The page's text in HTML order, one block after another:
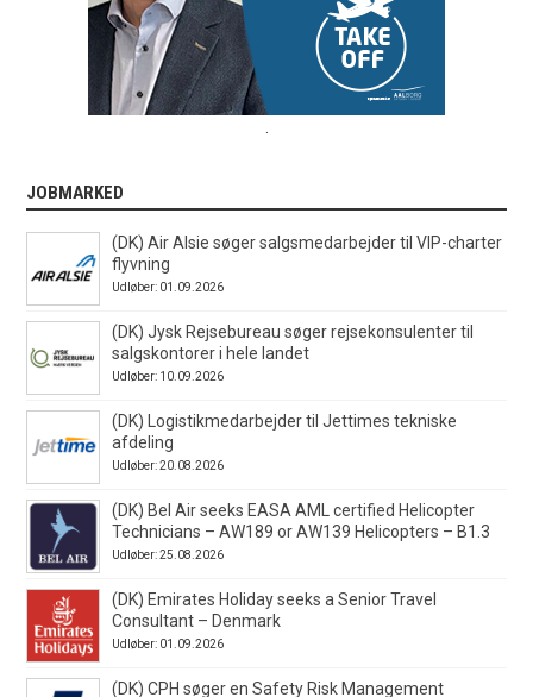
JOBMARKED
(DK) Air Alsie søger salgsmedarbejder til VIP-charter
flyvning
Udløber: 01.09.2026
(DK) Jysk Rejsebureau søger rejsekonsulenter til
salgskontorer i hele landet
Udløber: 10.09.2026
(DK) Logistikmedarbejder til Jettimes tekniske
afdeling
Udløber: 20.08.2026
(DK) Bel Air seeks EASA AML certified Helicopter
Technicians – AW189 or AW139 Helicopters – B1.3
Udløber: 25.08.2026
(DK) Emirates Holiday seeks a Senior Travel
Consultant – Denmark
Udløber: 01.09.2026
(DK) CPH søger en Safety Risk Management